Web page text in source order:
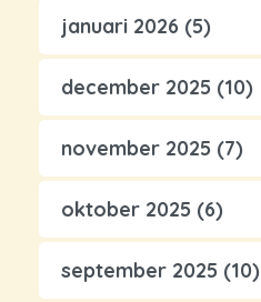
januari 2026 (5)
december 2025 (10)
november 2025 (7)
oktober 2025 (6)
september 2025 (10)